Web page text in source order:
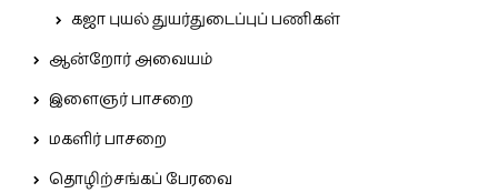
கஜா புயல் துயர்துடைப்புப் பணிகள்
ஆன்றோர் அவையம்
இளைஞர் பாசறை
மகளிர் பாசறை
தொழிற்சங்கப் பேரவை